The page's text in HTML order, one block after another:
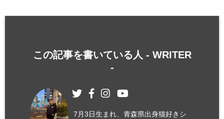
この記事を書いている人 - WRITER
-
7月3日生まれ、青森県出身猫好きシ